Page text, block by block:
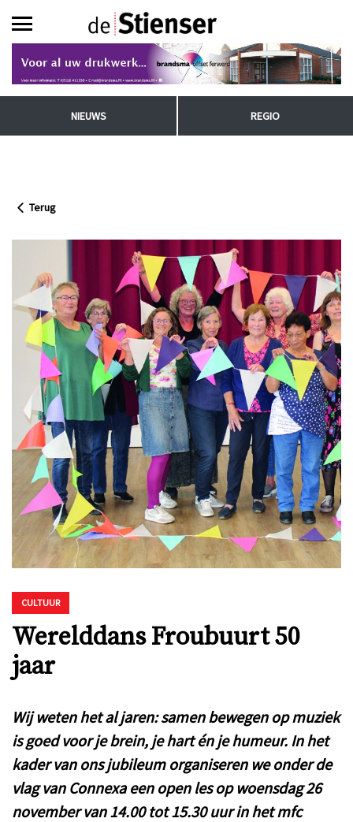
NIEUWS REGIO
Terug
CULTUUR
Werelddans Froubuurt 50
jaar
Wij weten het al jaren: samen bewegen op muziek
is goed voor je brein, je hart én je humeur. In het
kader van ons jubileum organiseren we onder de
vlag van Connexa een open les op woensdag 26
november van 14.00 tot 15.30 uur in het mfc